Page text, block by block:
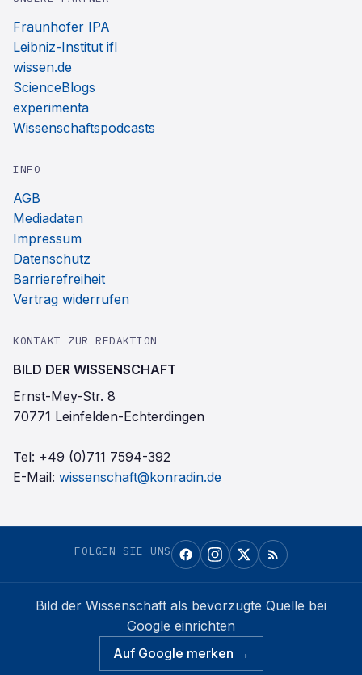
Fraunhofer IPA
Leibniz-Institut ifl
wissen.de
ScienceBlogs
experimenta
Wissenschaftspodcasts
INFO
AGB
Mediadaten
Impressum
Datenschutz
Barrierefreiheit
Vertrag widerrufen
KONTAKT ZUR REDAKTION
BILD DER WISSENSCHAFT
Ernst-Mey-Str. 8
70771 Leinfelden-Echterdingen
Tel: +49 (0)711 7594-392
E-Mail: wissenschaft@konradin.de
FOLGEN SIE UNS
Bild der Wissenschaft als bevorzugte Quelle bei
Google einrichten
Auf Google merken →